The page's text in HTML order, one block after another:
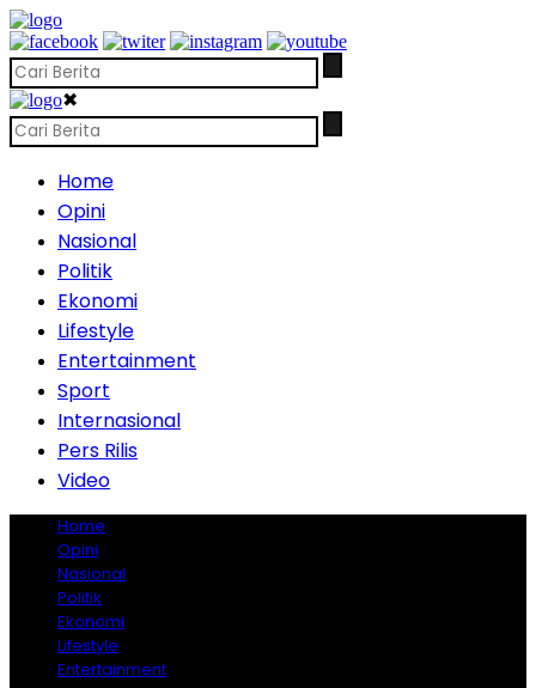
✖
Home
Opini
Nasional
Politik
Ekonomi
Lifestyle
Entertainment
Sport
Internasional
Pers Rilis
Video
Home
Opini
Nasional
Politik
Ekonomi
Lifestyle
Entertainment